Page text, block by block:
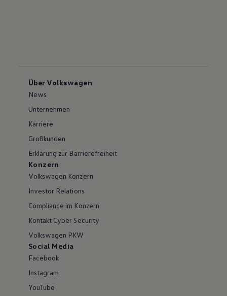
Über Volkswagen
News
Unternehmen
Karriere
Großkunden
Erklärung zur Barrierefreiheit
Konzern
Volkswagen Konzern
Investor Relations
Compliance im Konzern
Kontakt Cyber Security
Volkswagen PKW
Social Media
Facebook
Instagram
YouTube